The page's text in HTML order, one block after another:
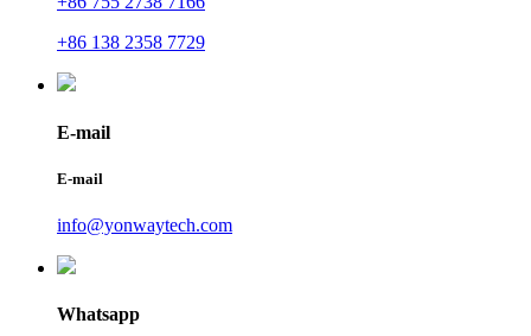
+86 138 2358 7729
E-mail
E-mail
info@yonwaytech.com
Whatsapp